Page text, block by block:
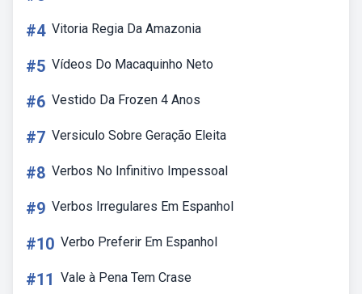
#4 Vitoria Regia Da Amazonia
#5 Vídeos Do Macaquinho Neto
#6 Vestido Da Frozen 4 Anos
#7 Versiculo Sobre Geração Eleita
#8 Verbos No Infinitivo Impessoal
#9 Verbos Irregulares Em Espanhol
#10 Verbo Preferir Em Espanhol
#11 Vale à Pena Tem Crase